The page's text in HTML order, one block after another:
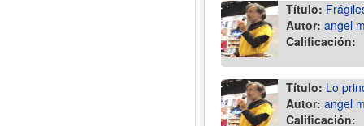
Título:
Autor: angel
Calificación:
Título: Lo
Autor: angel
Calificación: